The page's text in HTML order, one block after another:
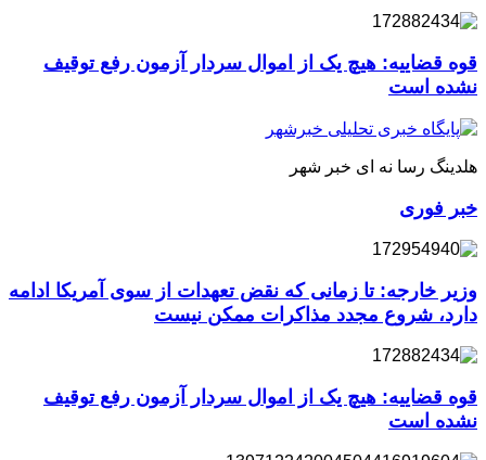
قوه قضاییه: هیچ یک از اموال سردار آزمون رفع توقیف
نشده است
هلدینگ رسا نه ای خبر شهر
خبر فوری
وزیر خارجه: تا زمانی که نقض تعهدات از سوی آمریکا ادامه
دارد، شروع مجدد مذاکرات ممکن نیست
قوه قضاییه: هیچ یک از اموال سردار آزمون رفع توقیف
نشده است